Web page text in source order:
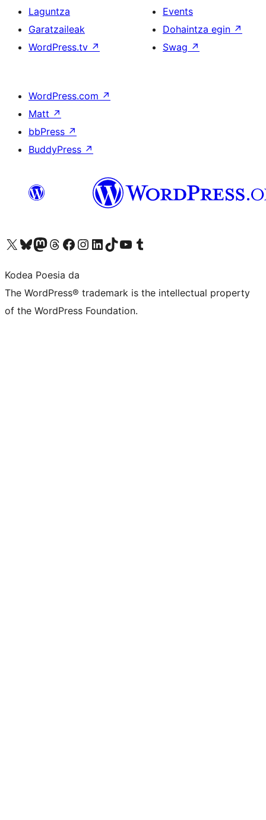
Laguntza
Garatzaileak
WordPress.tv ↗
Events
Dohaintza egin ↗
Swag ↗
WordPress.com ↗
Matt ↗
bbPress ↗
BuddyPress ↗
Visit our X (formerly Twitter) account
Visit our Bluesky account
Visit our Mastodon account
Visit our Threads account
Bisitatu gure Facebook orrialdea
Visit our Instagram account
Visit our LinkedIn account
Visit our TikTok account
Visit our YouTube channel
Visit our Tumblr account
Kodea Poesia da
The WordPress® trademark is the intellectual property
of the WordPress Foundation.